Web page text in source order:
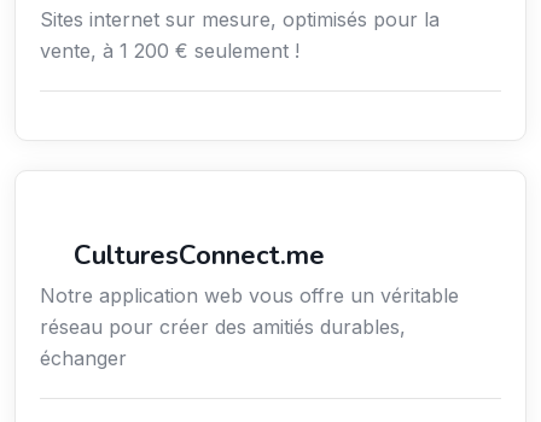
Sites internet sur mesure, optimisés pour la
vente, à 1 200 € seulement !
CulturesConnect.me
Notre application web vous offre un véritable
réseau pour créer des amitiés durables,
échanger